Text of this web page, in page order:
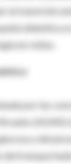
la transición
diabética
en retina.
por las
(AGNE)
y del
del